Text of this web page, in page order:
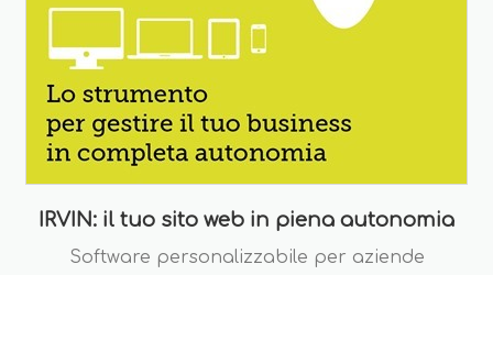
IRVIN: il tuo sito web in piena autonomia
Software personalizzabile per aziende